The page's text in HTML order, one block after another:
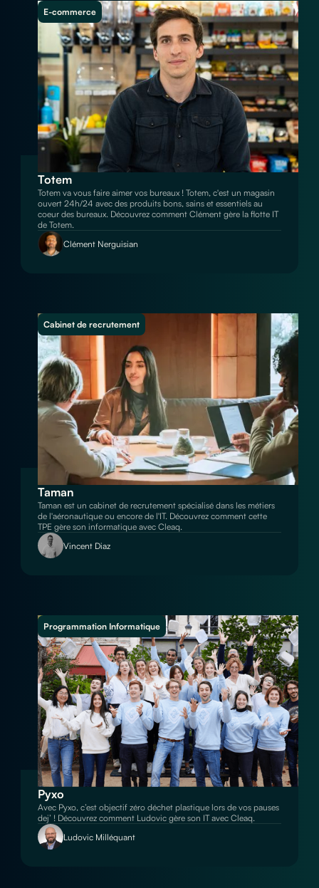
E-commerce
Totem
Totem va vous faire aimer vos bureaux ! Totem, c'est un magasin
ouvert 24h/24 avec des produits bons, sains et essentiels au
coeur des bureaux. Découvrez comment Clément gère la flotte IT
de Totem.
Clément Nerguisian
Cabinet de recrutement
Taman
Taman est un cabinet de recrutement spécialisé dans les métiers
de l'aéronautique ou encore de l'IT. Découvrez comment cette
TPE gère son informatique avec Cleaq.
Vincent Diaz
Programmation Informatique
Pyxo
Avec Pyxo, c’est objectif zéro déchet plastique lors de vos pauses
dej’ ! Découvrez comment Ludovic gère son IT avec Cleaq.
Ludovic Milléquant